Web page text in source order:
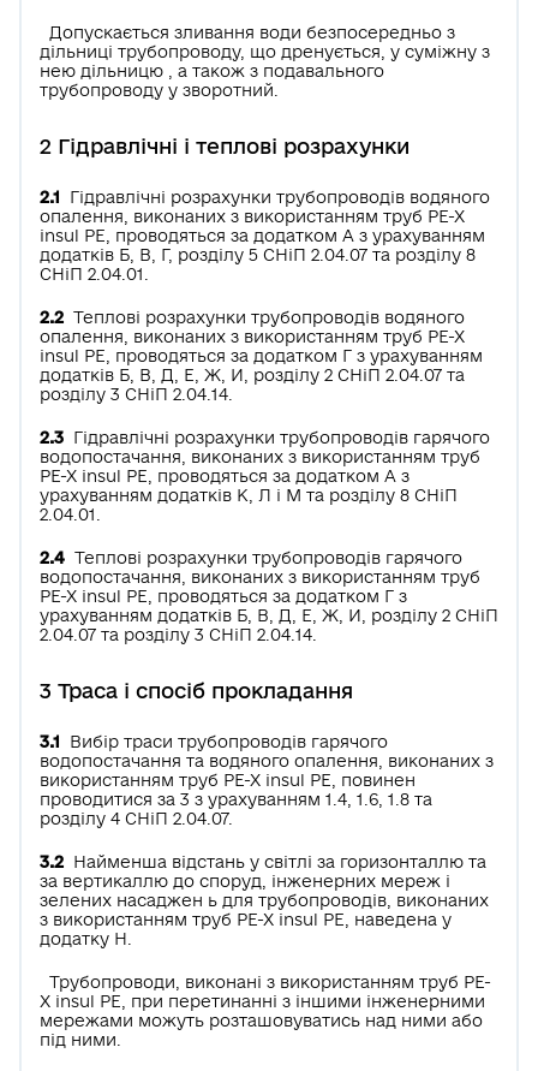
Допускається зливання води безпосередньо з
дільниці трубопроводу, що дренується, у суміжну з
нею дільницю , а також з подавального
трубопроводу у зворотний.
2 Гідравлічні і теплові розрахунки
2.1
Гідравлічні розрахунки трубопроводів водяного
опалення, виконаних з використанням труб РЕ-Х
insul РЕ, проводяться за додатком А з урахуванням
додатків Б, В, Г, розділу 5 СНіП 2.04.07 та розділу 8
СНіП 2.04.01.
2.2 Теплові розрахунки трубопроводів водяного
опалення, виконаних з використанням труб РЕ-Х
insul РЕ, проводяться за додатком Г з урахуванням
додатків Б, В, Д, Е, Ж, И, розділу 2 СНіП 2.04.07 та
розділу 3 СНіП 2.04.14.
2.3 Гідравлічні розрахунки трубопроводів гарячого
водопостачання, виконаних з використанням труб
РЕ-Х insul РЕ, проводяться за додатком А з
урахуванням додатків К, Л і М та розділу 8 СНіП
2.04.01.
2.4 Теплові розрахунки трубопроводів гарячого
водопостачання, виконаних з використанням труб
РЕ-Х insul РЕ, проводяться за додатком Г з
урахуванням додатків Б, В, Д, Е, Ж, И, розділу 2 СНіП
2.04.07 та розділу 3 СНіП 2.04.14.
3 Траса і спосіб прокладання
3.1
Вибір траси трубопроводів гарячого
водопостачання та водяного опалення, виконаних з
використанням труб РЕ-Х insul РЕ, повинен
проводитися за 3 з урахуванням 1.4, 1.6, 1.8 та
розділу 4 СНіП 2.04.07.
3.2 Найменша відстань у світлі за горизонталлю та
за вертикаллю до споруд, інженерних мереж і
зелених насаджен ь для трубопроводів, виконаних
з використанням труб РЕ-Х insul РЕ, наведена у
додатку Н.
Трубопроводи, виконані з використанням труб РЕ-
Х insul РЕ, при перетинанні з іншими інженерними
мережами можуть розташовуватись над ними або
під ними.